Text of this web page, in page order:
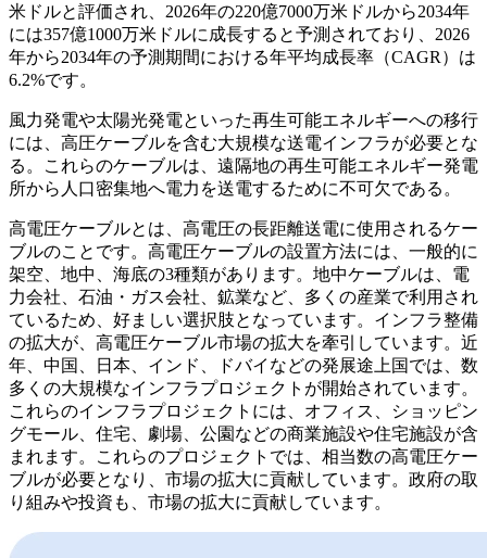
米ドルと評価され、2026年の220億7000万米ドルから2034年
には357億1000万米ドルに成長すると予測されており、2026
年から2034年の予測期間における年平均成長率（CAGR）は
6.2%です。
風力発電や太陽光発電といった再生可能エネルギーへの移行
には、高圧ケーブルを含む大規模な送電インフラが必要とな
る。これらのケーブルは、遠隔地の再生可能エネルギー発電
所から人口密集地へ電力を送電するために不可欠である。
高電圧ケーブルとは、高電圧の長距離送電に使用されるケー
ブルのことです。高電圧ケーブルの設置方法には、一般的に
架空、地中、海底の3種類があります。地中ケーブルは、電
力会社、石油・ガス会社、鉱業など、多くの産業で利用され
ているため、好ましい選択肢となっています。インフラ整備
の拡大が、高電圧ケーブル市場の拡大を牽引しています。近
年、中国、日本、インド、ドバイなどの発展途上国では、数
多くの大規模なインフラプロジェクトが開始されています。
これらのインフラプロジェクトには、オフィス、ショッピン
グモール、住宅、劇場、公園などの商業施設や住宅施設が含
まれます。これらのプロジェクトでは、相当数の高電圧ケー
ブルが必要となり、市場の拡大に貢献しています。政府の取
り組みや投資も、市場の拡大に貢献しています。